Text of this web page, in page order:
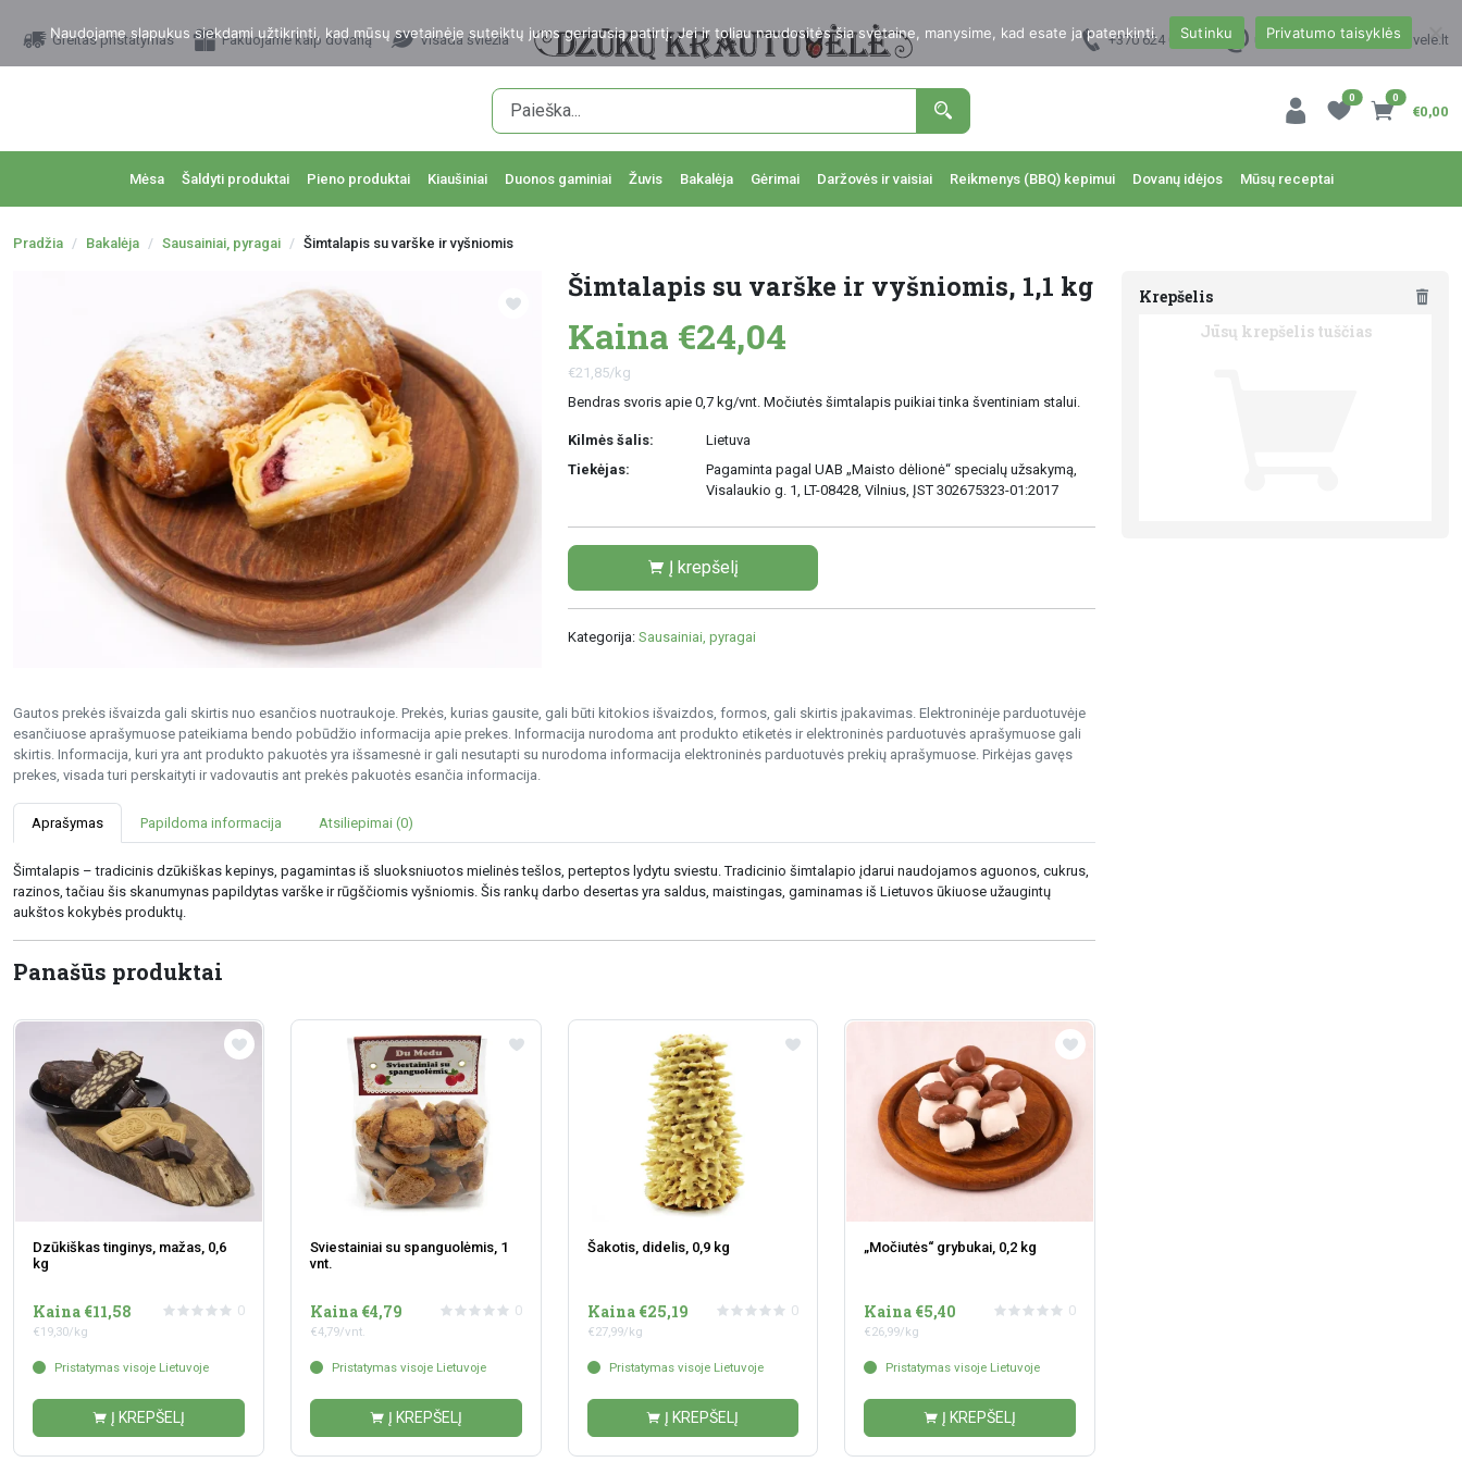
Greitas pristatymas Pakuojame kaip dovaną Visada šviežia +370 624 00988 uzsakymai@dzukukrautuvele.lt
0 0
€0,00
Mėsa Šaldyti produktai Pieno produktai Kiaušiniai Duonos gaminiai Žuvis Bakalėja Gėrimai Daržovės ir vaisiai Reikmenys (BBQ) kepimui Dovanų idėjos Mūsų receptai
Pradžia Bakalėja Sausainiai, pyragai Šimtalapis su varške ir vyšniomis
Šimtalapis su varške ir vyšniomis, 1,1 kg
Kaina €24,04
€21,85/kg
Bendras svoris apie 0,7 kg/vnt. Močiutės šimtalapis puikiai tinka šventiniam stalui.
Kilmės šalis:
Lietuva
Tiekėjas:
Pagaminta pagal UAB „Maisto dėlionė“ specialų užsakymą,
Visalaukio g. 1, LT-08428, Vilnius, ĮST 302675323-01:2017
Į krepšelį
Kategorija: Sausainiai, pyragai
Gautos prekės išvaizda gali skirtis nuo esančios nuotraukoje. Prekės, kurias gausite, gali būti kitokios išvaizdos, formos, gali skirtis įpakavimas. Elektroninėje parduotuvėje
esančiuose aprašymuose pateikiama bendo pobūdžio informacija apie prekes. Informacija nurodoma ant produkto etiketės ir elektroninės parduotuvės aprašymuose gali
skirtis. Informacija, kuri yra ant produkto pakuotės yra išsamesnė ir gali nesutapti su nurodoma informacija elektroninės parduotuvės prekių aprašymuose. Pirkėjas gavęs
prekes, visada turi perskaityti ir vadovautis ant prekės pakuotės esančia informacija.
Aprašymas Papildoma informacija Atsiliepimai (0)
Šimtalapis – tradicinis dzūkiškas kepinys, pagamintas iš sluoksniuotos mielinės tešlos, perteptos lydytu sviestu. Tradicinio šimtalapio įdarui naudojamos aguonos, cukrus,
razinos, tačiau šis skanumynas papildytas varške ir rūgščiomis vyšniomis. Šis rankų darbo desertas yra saldus, maistingas, gaminamas iš Lietuvos ūkiuose užaugintų
aukštos kokybės produktų.
Panašūs produktai
Dzūkiškas tinginys, mažas, 0,6
kg
Kaina €11,58
€19,30/kg
0
Pristatymas visoje Lietuvoje
Į KREPŠELĮ
Sviestainiai su spanguolėmis, 1
vnt.
Kaina €4,79
€4,79/vnt.
0
Pristatymas visoje Lietuvoje
Į KREPŠELĮ
Šakotis, didelis, 0,9 kg
Kaina €25,19
€27,99/kg
0
Pristatymas visoje Lietuvoje
Į KREPŠELĮ
„Močiutės“ grybukai, 0,2 kg
Kaina €5,40
€26,99/kg
0
Pristatymas visoje Lietuvoje
Į KREPŠELĮ
Krepšelis
Jūsų krepšelis tuščias
Naudojame slapukus siekdami užtikrinti, kad mūsų svetainėje suteiktų jums geriausią patirtį. Jei ir toliau naudositės šia svetaine, manysime, kad esate ja patenkinti. Sutinku Privatumo taisyklės